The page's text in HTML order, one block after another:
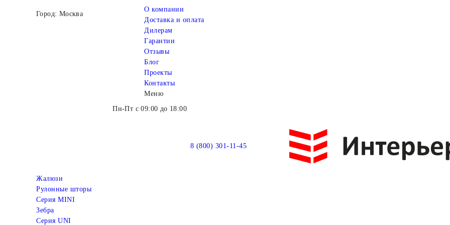
Город: Москва
О компании
Доставка и оплата
Дилерам
Гарантии
Отзывы
Блог
Проекты
Контакты
Меню
Пн-Пт с 09:00 до 18:00
8 (800) 301-11-45
Жалюзи
Рулонные шторы
Серия MINI
Зебра
Серия UNI